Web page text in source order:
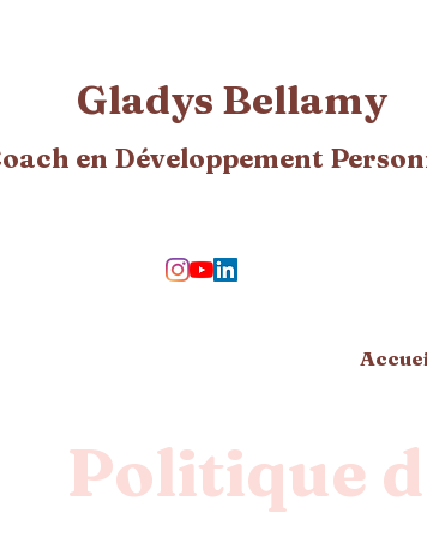
Gladys Bellamy
en Développement
Politique